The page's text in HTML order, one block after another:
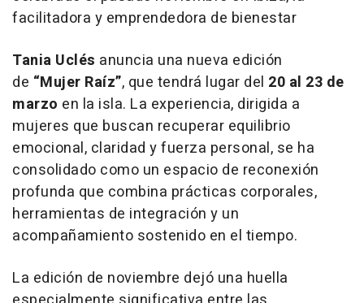
facilitadora y emprendedora de bienestar
Tania Uclés anuncia una nueva edición
de “Mujer Raíz”, que tendrá lugar del 20 al 23 de
marzo en la isla. La experiencia, dirigida a
mujeres que buscan recuperar equilibrio
emocional, claridad y fuerza personal, se ha
consolidado como un espacio de reconexión
profunda que combina prácticas corporales,
herramientas de integración y un
acompañamiento sostenido en el tiempo.
La edición de noviembre dejó una huella